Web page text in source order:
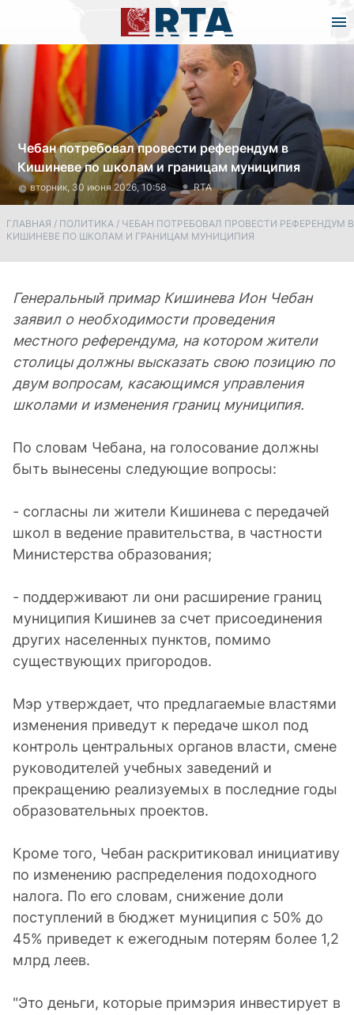
Чебан потребовал провести референдум в
Кишиневе по школам и границам муниципия
вторник, 30 июня 2026, 10:58 RTA
ГЛАВНАЯ / ПОЛИТИКА / ЧЕБАН ПОТРЕБОВАЛ ПРОВЕСТИ РЕФЕРЕНДУМ В
КИШИНЕВЕ ПО ШКОЛАМ И ГРАНИЦАМ МУНИЦИПИЯ
Генеральный примар Кишинева Ион Чебан
заявил о необходимости проведения
местного референдума, на котором жители
столицы должны высказать свою позицию по
двум вопросам, касающимся управления
школами и изменения границ муниципия.
По словам Чебана, на голосование должны
быть вынесены следующие вопросы:
- согласны ли жители Кишинева с передачей
школ в ведение правительства, в частности
Министерства образования;
- поддерживают ли они расширение границ
муниципия Кишинев за счет присоединения
других населенных пунктов, помимо
существующих пригородов.
Мэр утверждает, что предлагаемые властями
изменения приведут к передаче школ под
контроль центральных органов власти, смене
руководителей учебных заведений и
прекращению реализуемых в последние годы
образовательных проектов.
Кроме того, Чебан раскритиковал инициативу
по изменению распределения подоходного
налога. По его словам, снижение доли
поступлений в бюджет муниципия с 50% до
45% приведет к ежегодным потерям более 1,2
млрд леев.
"Это деньги, которые примэрия инвестирует в